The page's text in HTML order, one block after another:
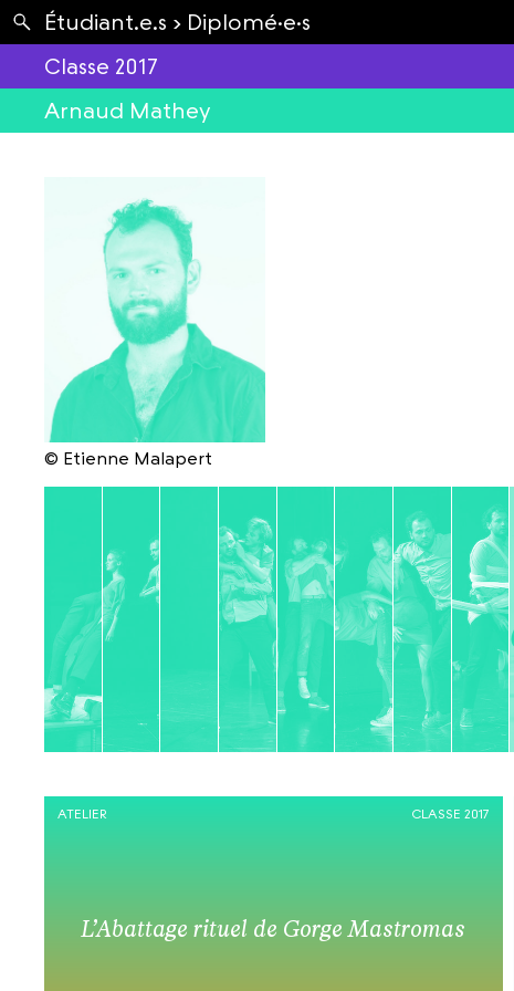
Étudiant.e.s › Diplomé·e·s
Classe 2017
Arnaud Mathey
© Etienne Malapert
L’Abattage rituel de Gorge Mastromas
ATELIER CLASSE 2017